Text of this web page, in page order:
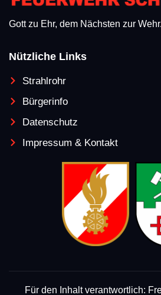
Gott zu Ehr, dem Nächsten zur Wehr.
Nützliche Links
Strahlrohr
Bürgerinfo
Datenschutz
Impressum & Kontakt
Für den Inhalt verantwortlich: